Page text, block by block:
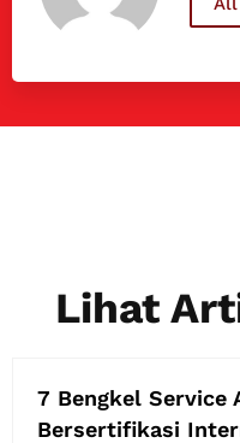
Lihat
7 Bengkel Service
Bersertifikasi